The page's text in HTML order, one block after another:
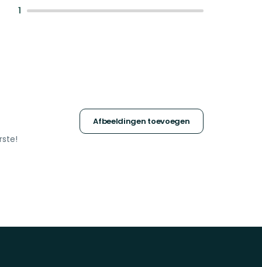
1
Afbeeldingen toevoegen